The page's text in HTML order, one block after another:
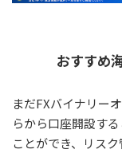
おすすめ
まだFXバイナリー
らから口座開設す
ことができ、リス